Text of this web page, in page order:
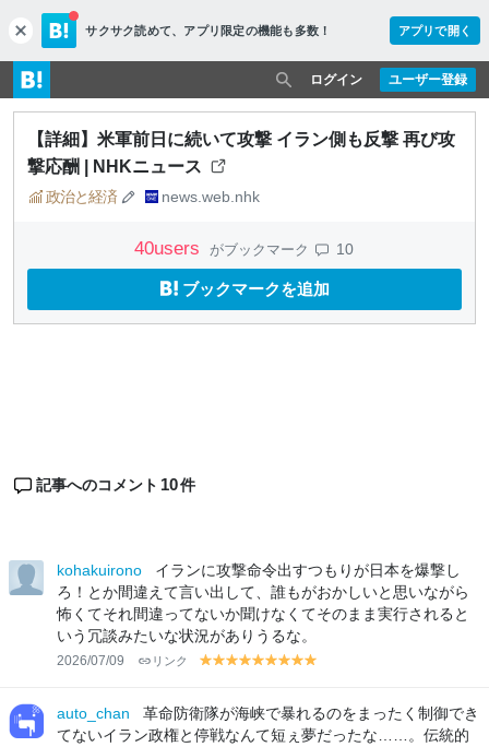
c
l
o
s
e
サクサク読めて、 アプリ限定の機能も多数！ アプリで開く
ユーザー登録
ログイン
【詳細】米軍前日に続いて攻撃 イラン側も反撃 再び攻
撃応酬 | NHKニュース
政治と経済 news.web.nhk
40users がブックマーク 10
ブックマークを追加
記事へのコメント 10件
kohakuirono
イランに攻撃命令出すつもりが日本を爆撃し
ろ！とか間違えて言い出して、誰もがおかしいと思いながら
怖くてそれ間違ってないか聞けなくてそのまま実行されると
いう冗談みたいな状況がありうるな。
2026/07/09 リンク
y
lo
w
y
lo
w
y
lo
w
y
lo
w
y
lo
w
y
lo
w
y
lo
w
y
lo
w
lo
w
auto_chan
革命防衛隊が海峡で暴れるのをまったく制御でき
てないイラン政権と停戦なんて短ぇ夢だったな……。伝統的